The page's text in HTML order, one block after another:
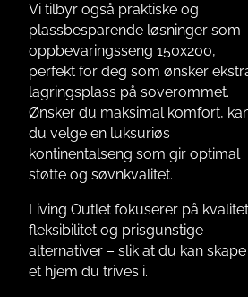
Vi tilbyr også praktiske og
plassbesparende løsninger som
oppbevaringsseng 150x200,
perfekt for deg som ønsker
lagringsplass på soverommet.
Ønsker du maksimal komfort,
du velge en luksuriøs
kontinentalseng som gir optimal
støtte og søvnkvalitet.
Living Outlet fokuserer på
fleksibilitet og prisgunstige
alternativer – slik at du kan skape
et hjem du trives i.